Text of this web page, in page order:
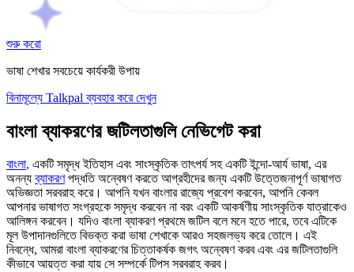
শুরু করো
ভাষা শেখার সবচেয়ে কার্যকরী উপায়
বিনামূল্যে Talkpal ব্যবহার করে দেখুন
বাংলা ব্যাকরণের জটিলতাগুলি নেভিগেট করা
বাংলা, একটি সমৃদ্ধ ইতিহাস এবং সাংস্কৃতিক তাৎপর্য সহ একটি ইন্দো-আর্য ভাষা, এর
অনন্যব্যাকরণপদ্ধতি অন্বেষণ করতে আগ্রহীদের জন্য একটি উত্তেজনাপূর্ণ ভাষাগত
অভিজ্ঞতা সরবরাহ করে। আপনি যখন বাংলার রাজ্যে প্রবেশ করবেন, আপনি কেবল
আপনার ভাষাগত সংগ্রহকে সমৃদ্ধ করবেন না বরং একটি আকর্ষণীয় সাংস্কৃতিক যাত্রাকেও
আলিঙ্গন করবেন। যদিও বাংলা ব্যাকরণ প্রথমে জটিল বলে মনে হতে পারে, তবে এটিকে
মূল উপাদানগুলিতে বিভক্ত করা ভাষা শেখাকে আরও সহজলভ্য করে তোলে। এই
নিবন্ধে, আমরা বাংলা ব্যাকরণের চিত্তাকর্ষক জগৎ অন্বেষণ করব এবং এর জটিলতাগুলি
কীভাবে আয়ত্ত করা যায় সে সম্পর্কে টিপস সরবরাহ করব।